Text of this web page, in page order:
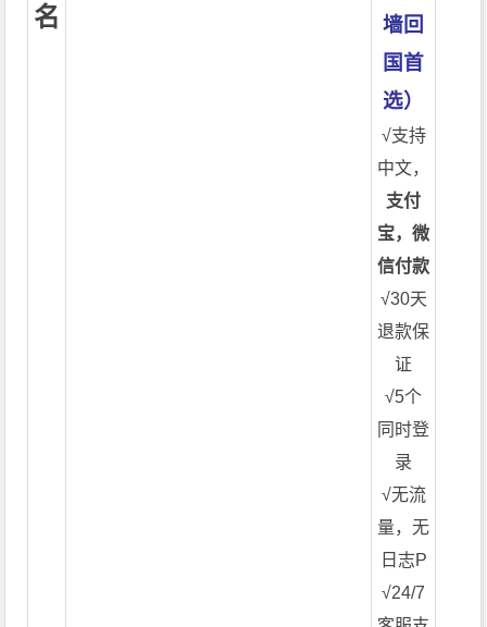
名
墙回
国首
选）
√支持
中文，
支付
宝，微
信付款
√30天
退款保
证
√5个
同时登
录
√无流
量，无
日志P
√24/7